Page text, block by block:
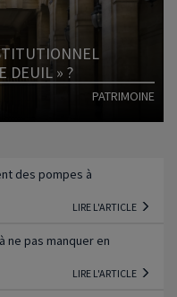
DEUIL » ?
PATRIMOINE
des pompes à
LIRE L'ARTICLE
ne pas manquer en
LIRE L'ARTICLE